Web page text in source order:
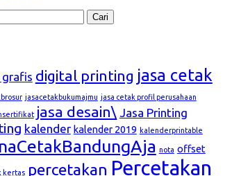
grafis digital printing jasa cetak
jasacetakbukumajmu jasa cetak profil perusahaan
jasa desain\ Jasa Printing
kalender kalender 2019 kalenderprintable
nota offset
kertas percetakan Percetakan